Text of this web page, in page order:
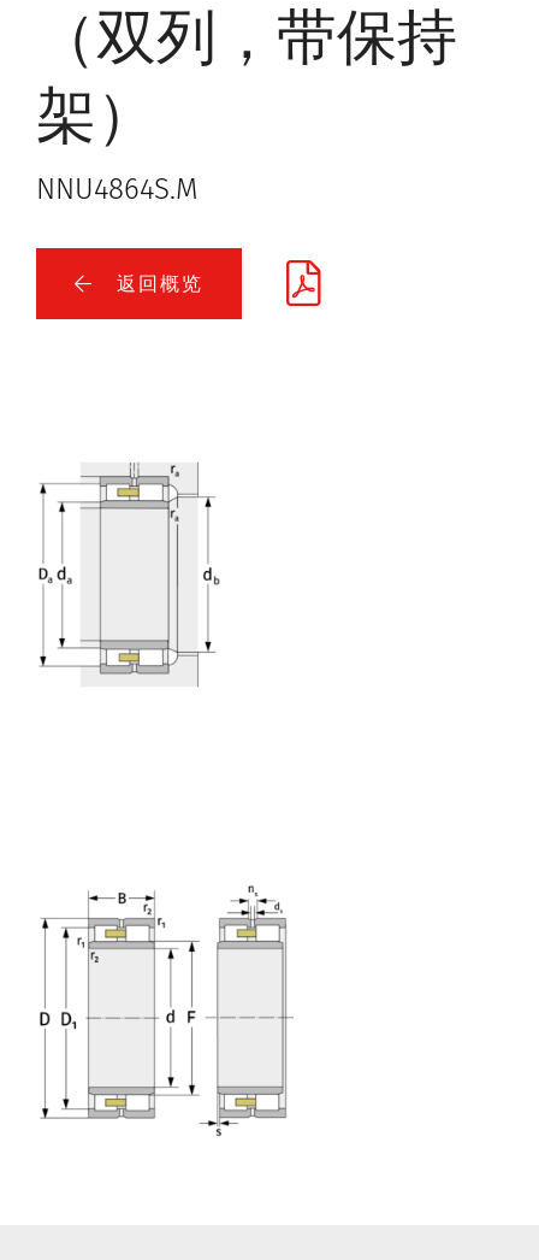
（双列，带保持
架）
NNU4864S.M
返回概览